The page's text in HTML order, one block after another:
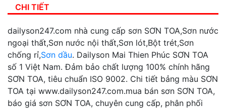
CHI TIẾT
dailyson247.com nhà cung cấp sơn SƠN TOA,Sơn nước
ngoại thất,Sơn nước nội thất,Sơn lót,Bột trét,Sơn
chống rỉ,Sơn dầu. Dailyson Mai Thien Phúc SƠN TOA
số 1 Việt Nam. Đảm bảo chất lượng 100% chính hãng
SƠN TOA, tiêu chuẩn ISO 9002. Chi tiết bảng màu SƠN
TOA tại www.dailyson247.com.mua bán sơn SƠN TOA,
báo giá sơn SƠN TOA, chuyên cung cấp, phân phối